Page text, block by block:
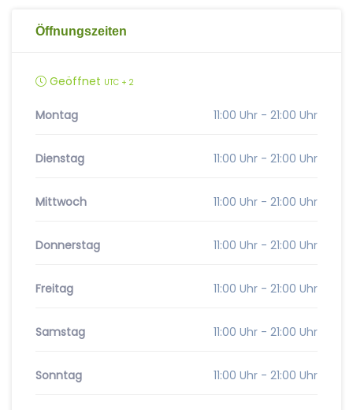
Öffnungszeiten
Geöffnet UTC + 2
Montag 11:00 Uhr - 21:00 Uhr
Dienstag 11:00 Uhr - 21:00 Uhr
Mittwoch 11:00 Uhr - 21:00 Uhr
Donnerstag 11:00 Uhr - 21:00 Uhr
Freitag 11:00 Uhr - 21:00 Uhr
Samstag 11:00 Uhr - 21:00 Uhr
Sonntag 11:00 Uhr - 21:00 Uhr